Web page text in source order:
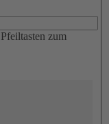
zum